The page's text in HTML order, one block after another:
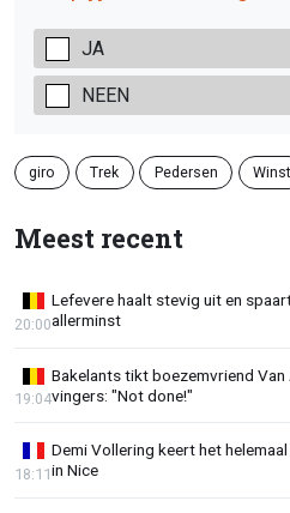
JA
NEEN
giro Trek Pedersen Winst
Meest recent
Lefevere haalt stevig uit en
allerminst
20:00
Bakelants tikt boezemvriend
vingers: "Not done!"
19:04
Demi Vollering keert het
in Nice
18:11